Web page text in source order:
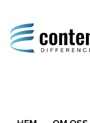
Difference